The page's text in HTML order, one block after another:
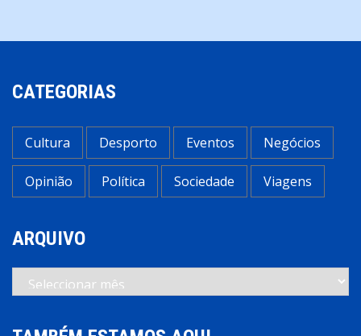
CATEGORIAS
Cultura Desporto Eventos Negócios
Opinião Política Sociedade Viagens
ARQUIVO
Arquivo